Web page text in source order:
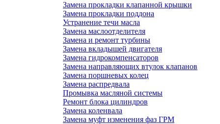
Замена прокладки клапанной крышки
Замена прокладки поддона
Устранение течи масла
Замена маслоотделителя
Замена и ремонт турбины
Замена вкладышей двигателя
Замена гидрокомпенсаторов
Замена направляющих втулок клапанов
Замена поршневых колец
Замена распредвала
Промывка масляной системы
Ремонт блока цилиндров
Замена коленвала
Замена муфт изменения фаз ГРМ